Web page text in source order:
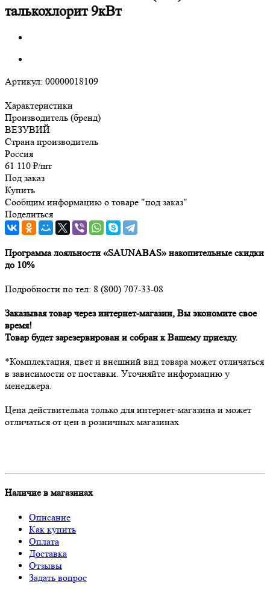
талькохлорит 9кВт
Артикул: 00000018109
Характеристики
Производитель (бренд)
ВЕЗУВИЙ
Страна производитель
Россия
61 110 ₽/шт
Под заказ
Купить
Сообщим информацию о товаре "под заказ"
Поделиться
Программа лояльности «SAUNABAS» накопительные скидки
до 10%
Подробности по тел: 8 (800) 707-33-08
Заказывая товар через интернет-магазин, Вы экономите свое
время!
Товар будет зарезервирован и собран к Вашему приезду.
*Комплектация, цвет и внешний вид товара может отличаться
в зависимости от поставки. Уточняйте информацию у
менеджера.
Цена действительна только для интернет-магазина и может
отличаться от цен в розничных магазинах
Наличие в магазинах
Описание
Как купить
Оплата
Доставка
Отзывы
Задать вопрос